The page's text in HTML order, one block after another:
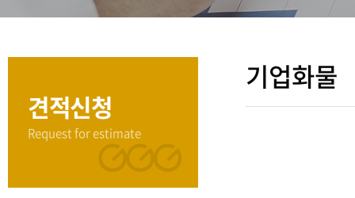
견적신청
Request for estimate
기업화물